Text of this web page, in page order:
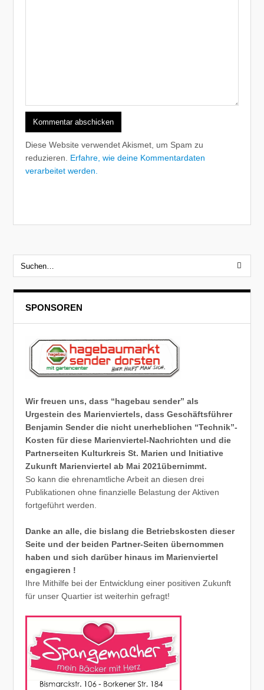
Diese Website verwendet Akismet, um Spam zu
reduzieren. Erfahre, wie deine Kommentardaten
verarbeitet werden.
SPONSOREN
Wir freuen uns, dass “hagebau sender” als
Urgestein des Marienviertels, dass Geschäftsführer
Benjamin Sender die nicht unerheblichen “Technik”-
Kosten für diese Marienviertel-Nachrichten und die
Partnerseiten Kulturkreis St. Marien und Initiative
Zukunft Marienviertel ab Mai 2021übernimmt.
So kann die ehrenamtliche Arbeit an diesen drei
Publikationen ohne finanzielle Belastung der Aktiven
fortgeführt werden.
Danke an alle, die bislang die Betriebskosten dieser
Seite und der beiden Partner-Seiten übernommen
haben und sich darüber hinaus im Marienviertel
engagieren !
Ihre Mithilfe bei der Entwicklung einer positiven Zukunft
für unser Quartier ist weiterhin gefragt!